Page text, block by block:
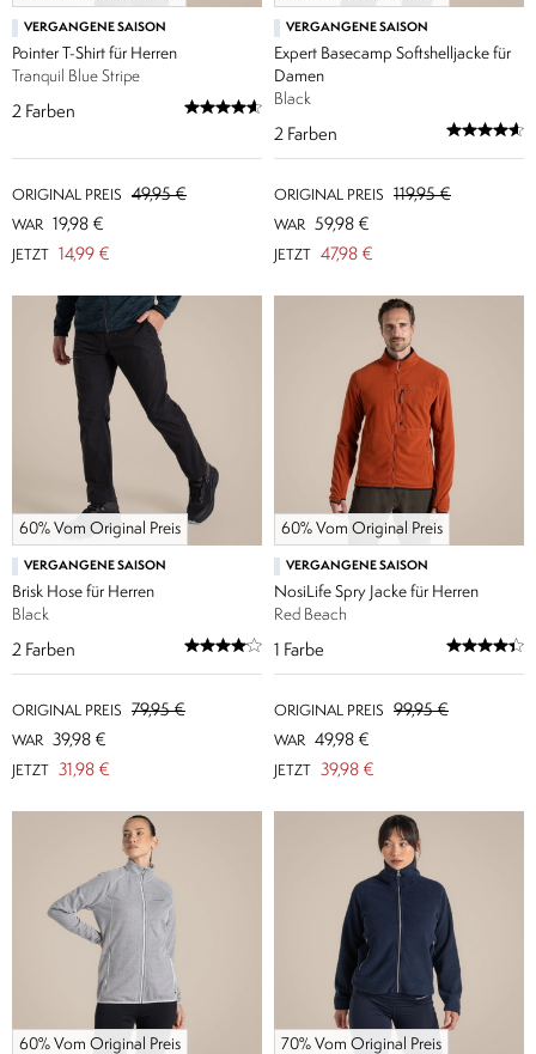
VERGANGENE SAISON
Pointer T-Shirt für Herren
Tranquil Blue Stripe
2 Farben
ORIGINAL PREIS 49,95 €
WAR 19,98 €
JETZT 14,99 €
VERGANGENE SAISON
Expert Basecamp Softshelljacke für
Damen
Black
2 Farben
ORIGINAL PREIS 119,95 €
WAR 59,98 €
JETZT 47,98 €
60% Vom Original Preis
VERGANGENE SAISON
Brisk Hose für Herren
Black
2 Farben
ORIGINAL PREIS 79,95 €
WAR 39,98 €
JETZT 31,98 €
60% Vom Original Preis
VERGANGENE SAISON
NosiLife Spry Jacke für Herren
Red Beach
1 Farbe
ORIGINAL PREIS 99,95 €
WAR 49,98 €
JETZT 39,98 €
60% Vom Original Preis 70% Vom Original Preis